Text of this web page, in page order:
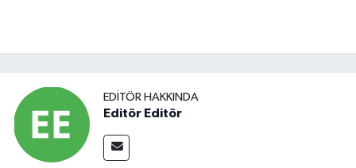
EDITÖR HAKKINDA
Editör Editör